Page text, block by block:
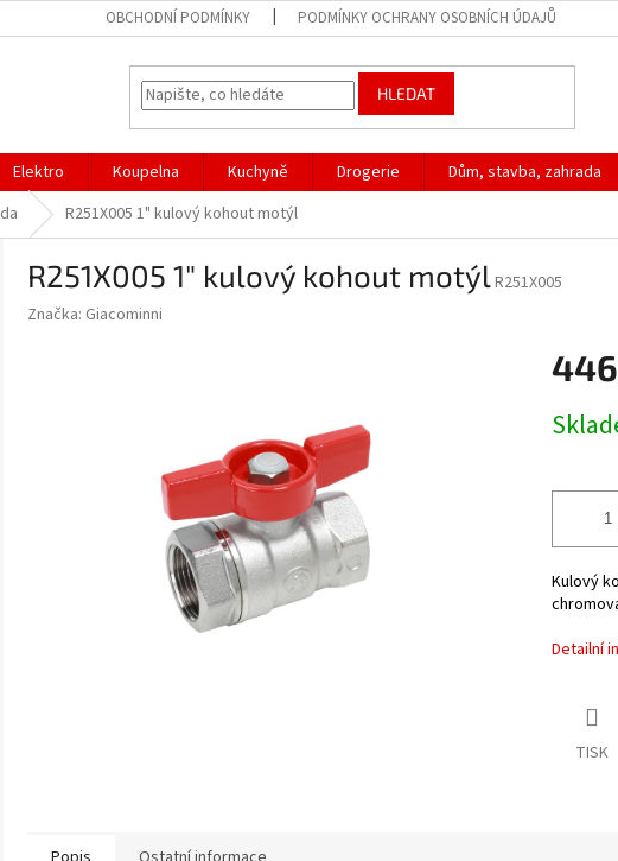
OBCHODNÍ PODMÍNKY PODMÍNKY OCHRANY OSOBNÍCH ÚDAJŮ
HLEDAT
Elektro Koupelna Kuchyně Drogerie Dům, stavba, zahrada
R251X005 1" kulový kohout motýl
R251X005 1" kulový kohout motýlR251X005
Značka: Giacominni
cena:
Kulový
Detailní
TISK